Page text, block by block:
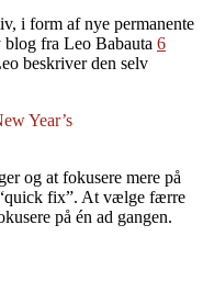
i form af nye permanente
blog fra Leo Babauta 6
beskriver den selv
Year’s
og at fokusere mere på
fix”. At vælge færre
på én ad gangen.